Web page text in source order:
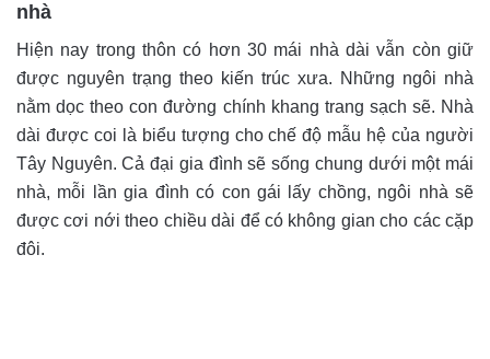
nhà
Hiện nay trong thôn có hơn 30 mái nhà dài vẫn còn giữ
được nguyên trạng theo kiến trúc xưa. Những ngôi nhà
nằm dọc theo con đường chính khang trang sạch sẽ. Nhà
dài được coi là biểu tượng cho chế độ mẫu hệ của người
Tây Nguyên. Cả đại gia đình sẽ sống chung dưới một mái
nhà, mỗi lần gia đình có con gái lấy chồng, ngôi nhà sẽ
được cơi nới theo chiều dài để có không gian cho các cặp
đôi.